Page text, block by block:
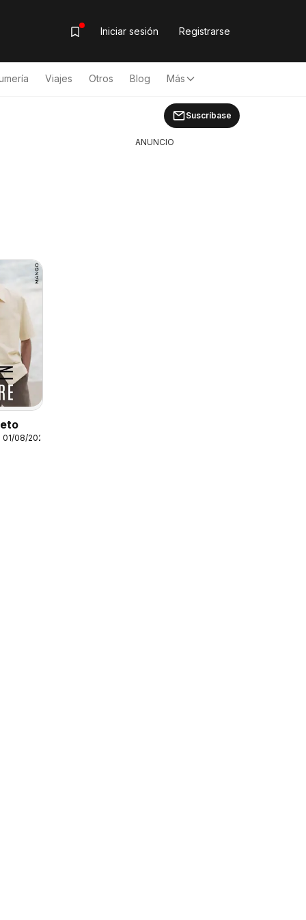
Iniciar sesión Registrarse
Viajes Otros Blog Más
Suscríbase
08/2026
ANUNCIO